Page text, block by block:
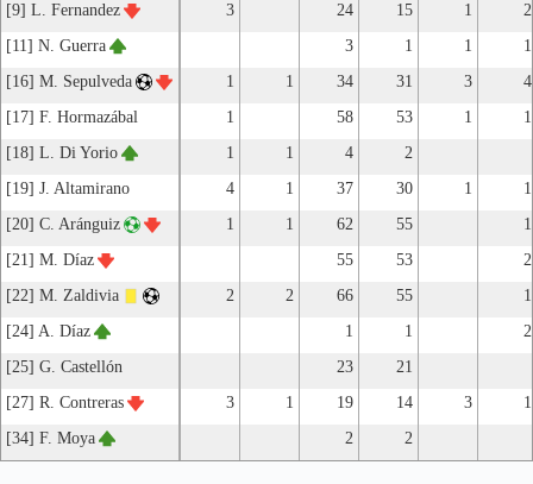
[9] L. Fernandez
3 24 15 1
2
[11] N. Guerra
3 1 1
1
[16] M. Sepulveda
1 1 34 31 3
4
[17] F. Hormazábal
1 58 53 1
1
[18] L. Di Yorio
1 1 4
2
[19] J. Altamirano
4 1 37 30 1
1
[20] C. Aránguiz
1 1 62 55
1
[21] M. Díaz
55 53
2
[22] M. Zaldivia
2 2 66 55
1
[24] A. Díaz
1 1
2
[25] G. Castellón
23
21
[27] R. Contreras
3 1 19 14 3
1
[34] F. Moya
2 2